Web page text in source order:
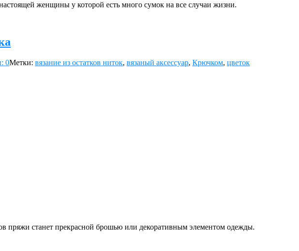
женщины у которой есть много сумок на все случаи жизни.
0Метки: вязание из остатков ниток, вязаный аксессуар, Крючком, цветок
пряжи станет прекрасной брошью или декоративным элементом одежды.